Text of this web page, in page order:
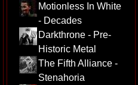
Motionless In White
- Decades
Darkthrone - Pre-
Historic Metal
The Fifth Alliance -
Stenahoria